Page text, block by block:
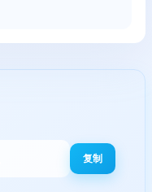
复制